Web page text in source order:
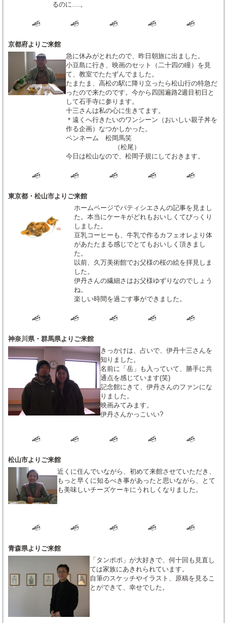
るのに....。
京都府よりご来館
急に休みがとれたので、昨日朝旅に出ました。
小豆島に行き、映画のセット（二十四の瞳）を見
て、教室でたたずんでました。
たまたま、高松の駅に降り立ったら松山行の特急だ
ったので来たのです。今から四国遍路2週目初日と
して石手寺に参ります。
十三さんは私の心に生きてます。
＊遠くへ行きたいのワンシーン（おいしい親子丼を
作る企画）なつかしかった。
ペンネーム 松岡馬笑
（松尾）
今日は松山なので、松岡子規にしておきます。
東京都・松山市よりご来館
ホームページでパティシエさんの記事を見まし
た。本当にケーキがどれもおいしくてびっくり
しました。
豆乳コーヒーも、牛乳で作るカフェオレより体
があたたまる感じでとてもおいしく頂きまし
た。
以前、久万美術館でお父様の桜の絵を拝見しま
した。
伊丹さんの繊細さはお父様ゆずりなのでしょう
ね。
楽しい時間を過ごす事ができました。
神奈川県・群馬県よりご来館
きっかけは、占いで、伊丹十三さんを
知りました。
名前に「岳」も入っていて、勝手に共
通点を感じています(笑)
記念館にきて、伊丹さんのファンにな
りました。
映画みてみます。
伊丹さんかっこいい?
松山市よりご来館
近くに住んでいながら、初めて来館させていただき、
もっと早くに知るべき事があったと思いながら、とて
も美味しいチーズケーキにうれしくなりました。
青森県よりご来館
「タンポポ」が大好きで、何十回も見直し
ては家族にあきれられています。
自筆のスケッチやイラスト、原稿を見るこ
とができて、幸せでした。